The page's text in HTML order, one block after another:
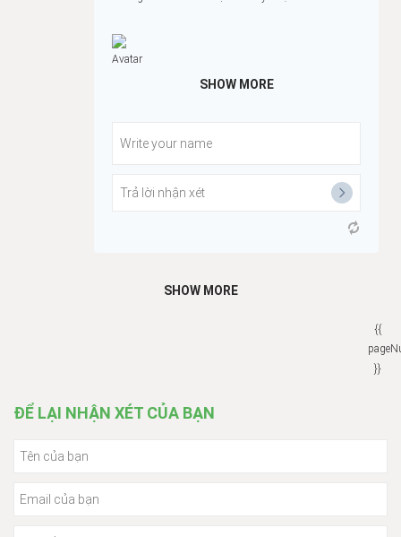
SHOW MORE
SHOW MORE
{{
}}
ĐỂ LẠI NHẬN XÉT CỦA BẠN